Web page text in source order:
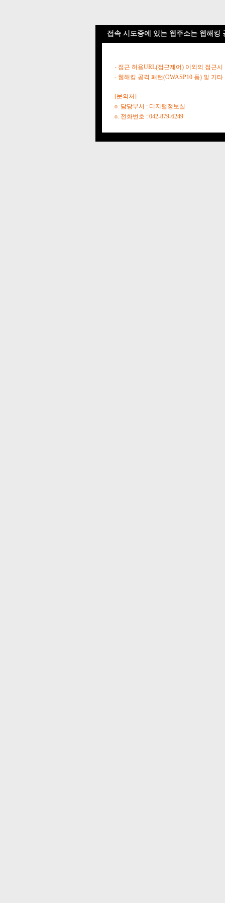
접속 시도중에 있는 웹주소는 웹해킹
- 접근 허용URL(접근제어) 이외의 접근시
- 웹해킹 공격 패턴(OWASP10 등) 및 기
[문의처]
o. 담당부서 : 디지털정보실
o. 전화번호 : 042-879-6249